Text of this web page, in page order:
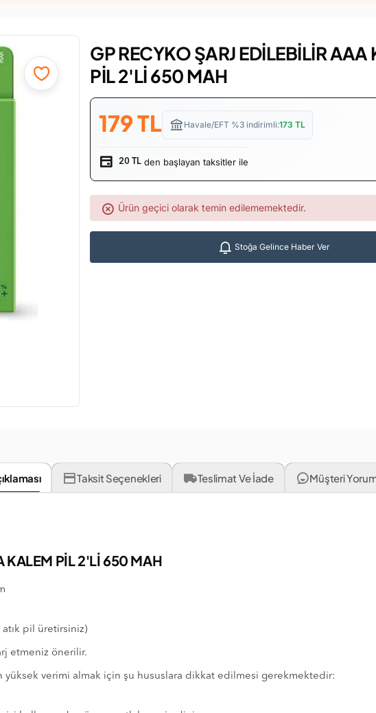
GP RECYKO ŞARJ EDİLEBİLİR AAA
PİL 2'Lİ 650 MAH
179TL Havale/EFT %3 indirimli:173 TL
20 TL den başlayan taksitler ile
Ürün geçici olarak temin edilememektedir.
Stoğa Gelince Haber Ver
Taksit Seçenekleri Teslimat Ve İade Müşteri
KALEM PİL 2'Lİ 650 MAH
pil üretirsiniz)
etmeniz önerilir.
verimi almak için şu hususlara dikkat edilmesi gerekmektedir: